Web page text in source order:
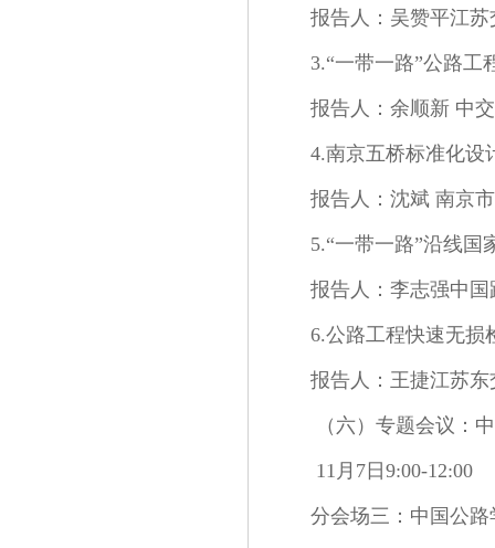
报告人：吴赞平江
3.“一带一路”公路工
报告人：余顺新 中
4.南京五桥标准化设
报告人：沈斌 南京
5.“一带一路”沿线国
报告人：李志强中
6.公路工程快速无损
报告人：王捷江苏
（六）专题会议：
11月7日9:00-12:00
分会场三：中国公